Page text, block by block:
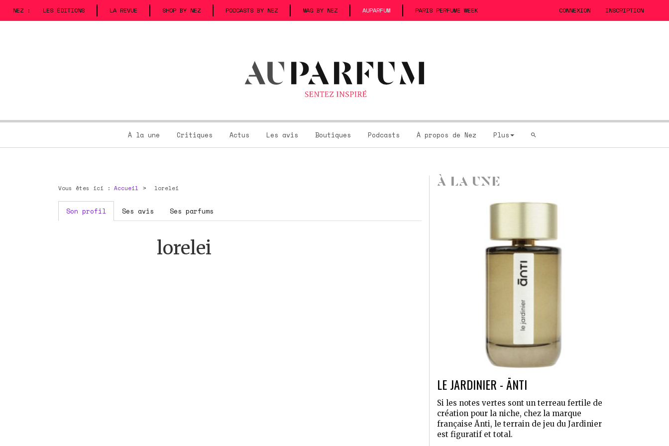
NEZ : LES ÉDITIONS LA REVUE SHOP BY NEZ PODCASTS BY NEZ MAG BY NEZ AUPARFUM PARIS PERFUME WEEK CONNEXION INSCRIPTION
À la une Critiques Actus Les avis Boutiques Podcasts À propos de Nez Plus
Vous êtes ici : Accueil lorelei
Son profil Ses avis Ses parfums
lorelei
À LA UNE
LE JARDINIER - ĀNTI
Si les notes vertes sont un terreau fertile de
création pour la niche, chez la marque
française Ānti, le terrain de jeu du Jardinier
est figuratif et total.